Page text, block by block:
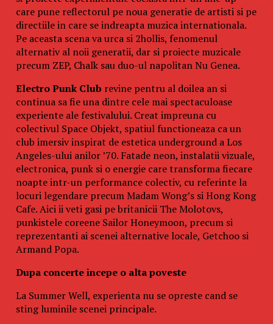
care pune reflectorul pe noua generatie de artisti si pe
directiile in care se indreapta muzica internationala.
Pe aceasta scena va urca si 2hollis, fenomenul
alternativ al noii generatii, dar si proiecte muzicale
precum ZEP, Chalk sau duo-ul napolitan Nu Genea.
Electro Punk Club revine pentru al doilea an si
continua sa fie una dintre cele mai spectaculoase
experiente ale festivalului. Creat impreuna cu
colectivul Space Objekt, spatiul functioneaza ca un
club imersiv inspirat de estetica underground a Los
Angeles-ului anilor ’70. Fatade neon, instalatii vizuale,
electronica, punk si o energie care transforma fiecare
noapte intr-un performance colectiv, cu referinte la
locuri legendare precum Madam Wong’s si Hong Kong
Cafe. Aici ii veti gasi pe britanicii The Molotovs,
punkistele coreene Sailor Honeymoon, precum si
reprezentanti ai scenei alternative locale, Getchoo si
Armand Popa.
Dupa concerte incepe o alta poveste
La Summer Well, experienta nu se opreste cand se
sting luminile scenei principale.